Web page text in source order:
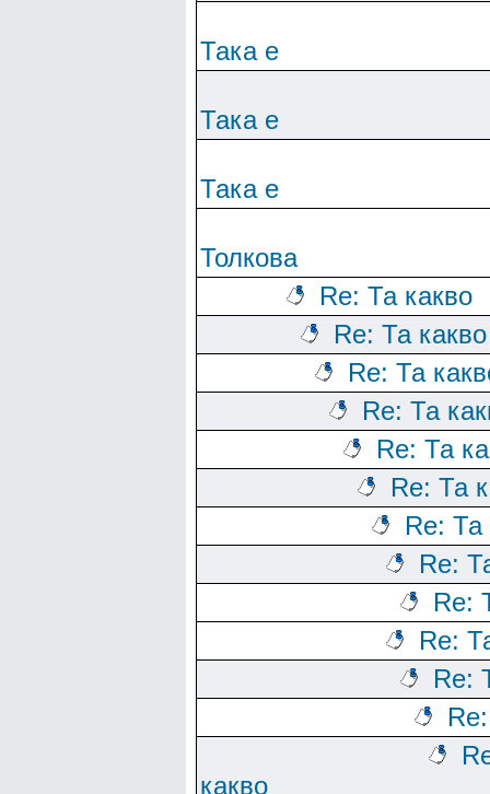
Така е
Така е
Така е
Толкова
Re: Та какво
Re: Та какво
Re: Та
Re: Та
Re: Та
Re: Та
Re: Та
Re:
Re:
Re:
Re:
какво